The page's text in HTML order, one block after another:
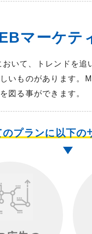
マーケテ
いて、トレンドを
いものがあります。
を図る事ができます。
のプランに以下の